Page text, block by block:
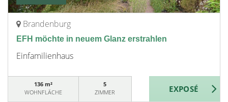
Brandenburg
EFH möchte in neuem Glanz erstrahlen
Einfamilienhaus
136 m²
WOHNFLÄCHE
5
ZIMMER